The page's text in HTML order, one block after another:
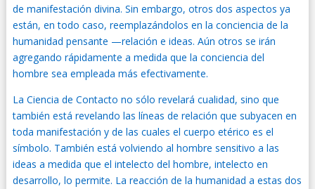
de manifestación divina. Sin embargo, otros dos aspectos ya
están, en todo caso, reemplazándolos en la conciencia de la
humanidad pensante —relación e ideas. Aún otros se irán
agregando rápidamente a medida que la conciencia del
hombre sea empleada más efectivamente.
La Ciencia de Contacto no sólo revelará cualidad, sino que
también está revelando las líneas de relación que subyacen en
toda manifestación y de las cuales el cuerpo etérico es el
símbolo. También está volviendo al hombre sensitivo a las
ideas a medida que el intelecto del hombre, intelecto en
desarrollo, lo permite. La reacción de la humanidad a estas dos